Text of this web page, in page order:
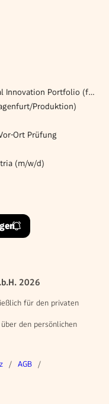
Ignato Project Leader – European Social Innovation Portfolio (f/m/d) - Vienna or surrounding area
Produktion)
Ort Prüfung
(m/w/d)
2026
für den privaten
den persönlichen
AGB